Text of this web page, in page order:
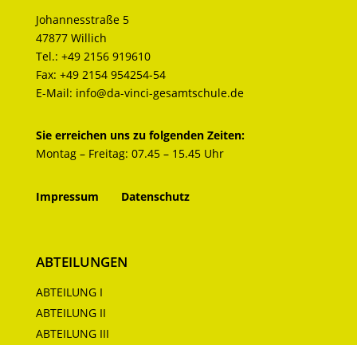
Johannesstraße 5
47877 Willich
Tel.: +49 2156 919610
Fax: +49 2154 954254-54
E-Mail: info@da-vinci-gesamtschule.de
Sie erreichen uns zu folgenden Zeiten:
Montag – Freitag: 07.45 – 15.45 Uhr
Impressum Datenschutz
ABTEILUNGEN
ABTEILUNG I
ABTEILUNG II
ABTEILUNG III